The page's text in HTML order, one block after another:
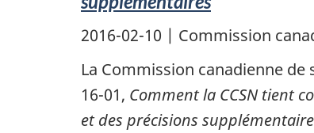
2016-02-10 | Commission
La Commission canadienne
16-01, Comment la CCSN tient
et des précisions